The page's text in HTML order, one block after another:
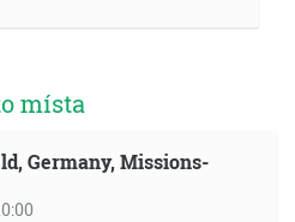
místa
Germany, Missions-